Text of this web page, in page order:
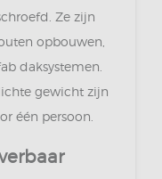
Ze zijn
opbouwen,
daksystemen.
gewicht zijn
één persoon.